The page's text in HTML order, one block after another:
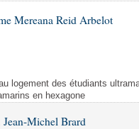
Mereana Reid Arbelot
logement des étudiants
en hexagone
Jean-Michel Brard